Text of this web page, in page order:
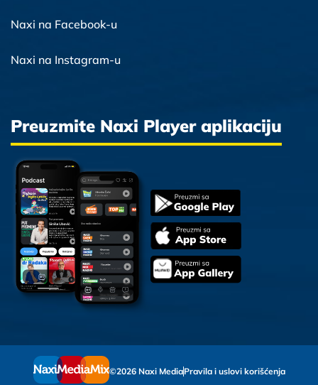
Naxi na Facebook-u
Naxi na Instagram-u
Preuzmite Naxi Player aplikaciju
©2026 Naxi MediaPravila i uslovi korišćenja